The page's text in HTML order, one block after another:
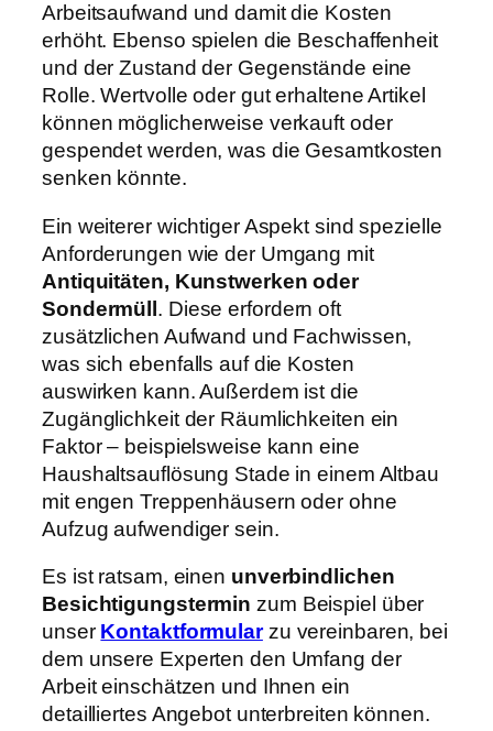
Arbeitsaufwand und damit die Kosten
erhöht. Ebenso spielen die Beschaffenheit
und der Zustand der Gegenstände eine
Rolle. Wertvolle oder gut erhaltene Artikel
können möglicherweise verkauft oder
gespendet werden, was die Gesamtkosten
senken könnte.
Ein weiterer wichtiger Aspekt sind spezielle
Anforderungen wie der Umgang mit
Antiquitäten, Kunstwerken oder
Sondermüll. Diese erfordern oft
zusätzlichen Aufwand und Fachwissen,
was sich ebenfalls auf die Kosten
auswirken kann. Außerdem ist die
Zugänglichkeit der Räumlichkeiten ein
Faktor – beispielsweise kann eine
Haushaltsauflösung Stade in einem Altbau
mit engen Treppenhäusern oder ohne
Aufzug aufwendiger sein.
Es ist ratsam, einen unverbindlichen
Besichtigungstermin zum Beispiel über
unser Kontaktformularzu vereinbaren, bei
dem unsere Experten den Umfang der
Arbeit einschätzen und Ihnen ein
detailliertes Angebot unterbreiten können.